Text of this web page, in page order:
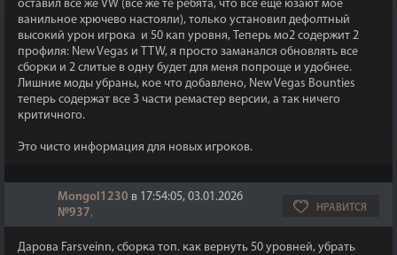
оставил все же VW (все же те ребята, что все еще юзают мое
ванильное хрючево настояли), только установил дефолтный
высокий урон игрока и 50 кап уровня, Теперь мо2 содержит 2
профиля: New Vegas и TTW, я просто заманался обновлять все
сборки и 2 слитые в одну будет для меня попроще и удобнее.
Лишние моды убраны, кое что добавлено, New Vegas Bounties
теперь содержат все 3 части ремастер версии, а так ничего
критичного.
Это чисто информация для новых игроков.
Mongol1230 в 17:54:05, 03.01.2026
№937, НРАВИТСЯ
Дарова Farsveinn, сборка топ. как вернуть 50 уровней, убрать